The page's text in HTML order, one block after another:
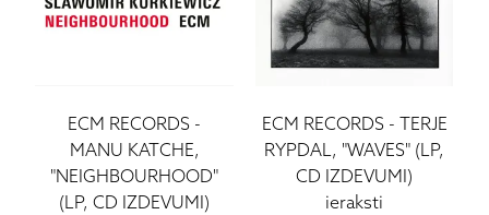
ECM RECORDS -
MANU KATCHE,
"NEIGHBOURHOOD"
(LP, CD IZDEVUMI)
ECM RECORDS - TERJE
RYPDAL, "WAVES" (LP,
CD IZDEVUMI)
ieraksti